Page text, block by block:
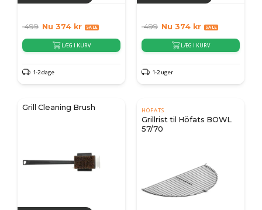
499 Nu 374 kr
LÆG I KURV
1-2 dage
499 Nu 374 kr
LÆG I KURV
1-2 uger
Grill Cleaning Brush HÖFATS
Grillrist til Höfats BOWL
57/70